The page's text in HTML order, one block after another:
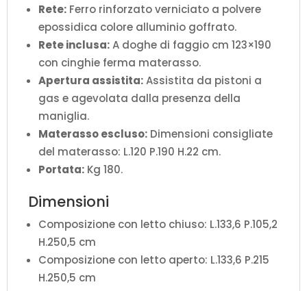
Rete: Ferro rinforzato verniciato a polvere
epossidica colore alluminio goffrato.
Rete inclusa:A doghe di faggio cm 123×190
con cinghie ferma materasso.
Apertura assistita:Assistita da pistoni a
gas e agevolata dalla presenza della
maniglia.
Materasso escluso: Dimensioni consigliate
del materasso: L.120 P.190 H.22 cm.
Portata: Kg 180.
Dimensioni
Composizione con letto chiuso: L.133,6 P.105,2
H.250,5 cm
Composizione con letto aperto: L.133,6 P.215
H.250,5 cm